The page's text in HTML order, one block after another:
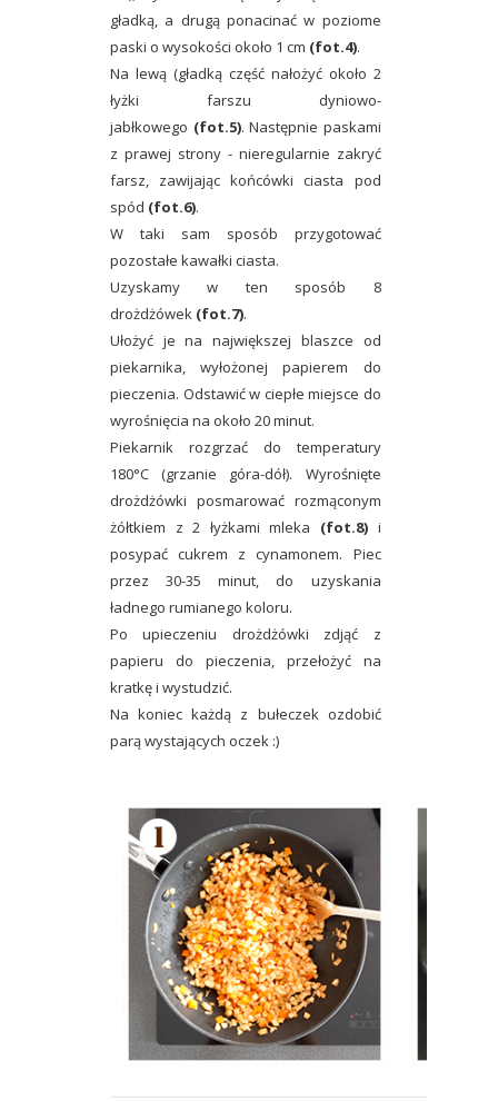
gładką, a drugą ponacinać w poziome
paski o wysokości około 1 cm (fot.4).
Na lewą (gładką część nałożyć około 2
łyżki farszu dyniowo-
jabłkowego (fot.5). Następnie paskami
z prawej strony - nieregularnie zakryć
farsz, zawijając końcówki ciasta pod
spód (fot.6).
W taki sam sposób przygotować
pozostałe kawałki ciasta.
Uzyskamy w ten sposób 8
drożdżówek (fot.7).
Ułożyć je na największej blaszce od
piekarnika, wyłożonej papierem do
pieczenia. Odstawić w ciepłe miejsce do
wyrośnięcia na około 20 minut.
Piekarnik rozgrzać do temperatury
180°C (grzanie góra-dół). Wyrośnięte
drożdżówki posmarować rozmąconym
żółtkiem z 2 łyżkami mleka (fot.8) i
posypać cukrem z cynamonem. Piec
przez 30-35 minut, do uzyskania
ładnego rumianego koloru.
Po upieczeniu drożdżówki zdjąć z
papieru do pieczenia, przełożyć na
kratkę i wystudzić.
Na koniec każdą z bułeczek ozdobić
parą wystających oczek :)